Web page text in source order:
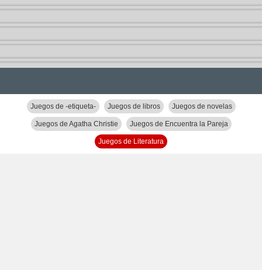
Juegos de -etiqueta- Juegos de libros Juegos de novelas
Juegos de Agatha Christie Juegos de Encuentra la Pareja
Juegos de Literatura